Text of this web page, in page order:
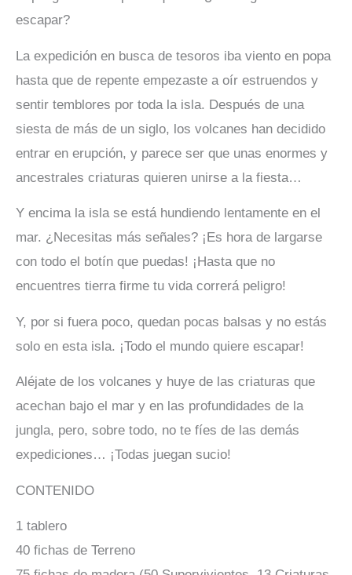
escapar?
La expedición en busca de tesoros iba viento en popa
hasta que de repente empezaste a oír estruendos y
sentir temblores por toda la isla. Después de una
siesta de más de un siglo, los volcanes han decidido
entrar en erupción, y parece ser que unas enormes y
ancestrales criaturas quieren unirse a la fiesta…
Y encima la isla se está hundiendo lentamente en el
mar. ¿Necesitas más señales? ¡Es hora de largarse
con todo el botín que puedas! ¡Hasta que no
encuentres tierra firme tu vida correrá peligro!
Y, por si fuera poco, quedan pocas balsas y no estás
solo en esta isla. ¡Todo el mundo quiere escapar!
Aléjate de los volcanes y huye de las criaturas que
acechan bajo el mar y en las profundidades de la
jungla, pero, sobre todo, no te fíes de las demás
expediciones… ¡Todas juegan sucio!
CONTENIDO
1 tablero
40 fichas de Terreno